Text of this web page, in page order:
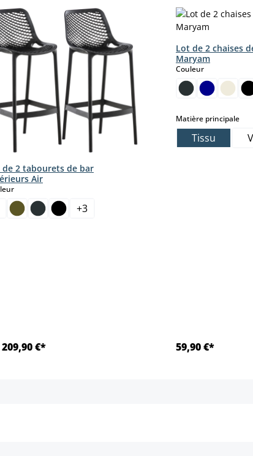
de 2 tabourets de bar
Air
select
+3
€*
Lot de 2 chaises
Maryam
Couleurselect
Matière principale
Tissu
59,90 €*